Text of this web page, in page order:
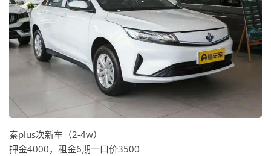
秦plus次新车（2-4w）
押金4000，租金6期一口价3500